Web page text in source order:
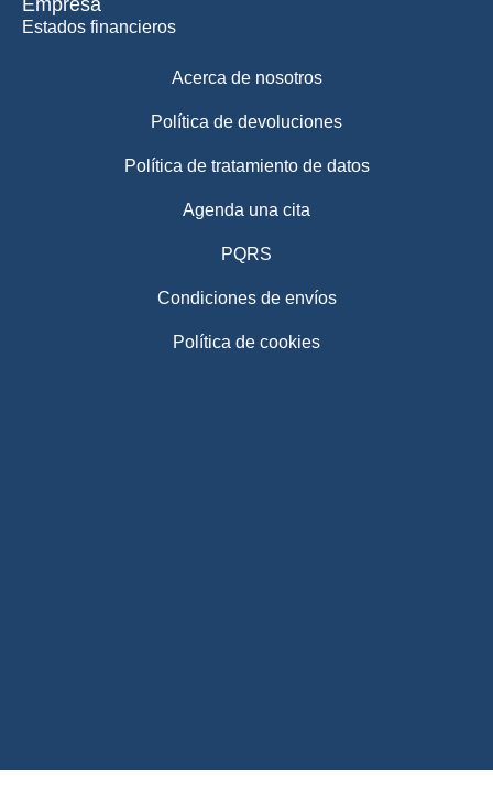
Estados financieros
Acerca de nosotros
Política de devoluciones
Política de tratamiento de datos
Agenda una cita
PQRS
Condiciones de envíos
Política de cookies